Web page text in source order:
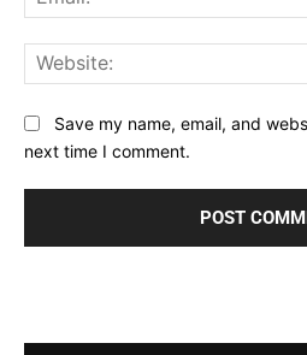
Save my name, email, and
next time I comment.